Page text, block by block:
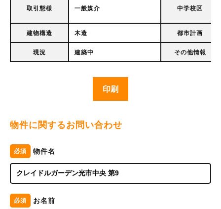
取引態様 一般媒介 中学校区
建物構造 木造 都市計画
現況 建築中 その他情報
印刷
物件に関するお問い合わせ
必須 物件名
必須 お名前